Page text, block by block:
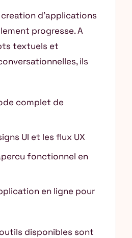
d’applications
progresse. A
textuels et
ils
complet de
UI et les flux UX
fonctionnel en
en ligne pour
disponibles sont